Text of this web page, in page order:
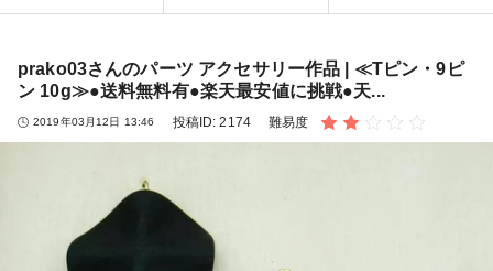
prako03さんのパーツ アクセサリー作品 | ≪Tピン・9ピ
ン 10g≫●送料無料有●楽天最安値に挑戦●天...
2019年03月12日 13:46 投稿ID:2174 難易度